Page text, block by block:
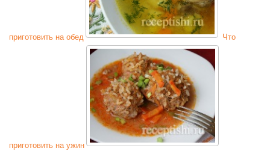
приготовить на обед Что
приготовить на ужин